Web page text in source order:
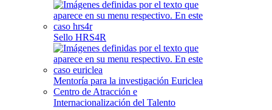
Sello HRS4R
Mentoría para la investigación Euriclea
Centro de Atracción e
Internacionalización del Talento